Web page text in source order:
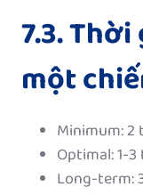
7.3.
một
Minimum: 2
Optimal: 1-
Long-term: